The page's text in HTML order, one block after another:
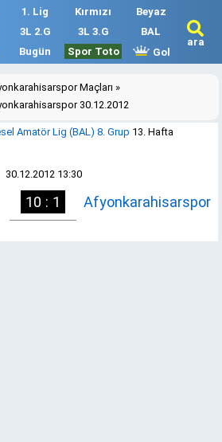
1. Lig Kırmızı
Beyaz
3L 2.G 3L 3.G
BAL
Bugün Spor Toto Gol
ara
Maçları »
30.12.2012
Amatör Lig (BAL) 8. Grup 13. Hafta
30.12.2012 13:30
10 : 1 Afyonkarahisarspor